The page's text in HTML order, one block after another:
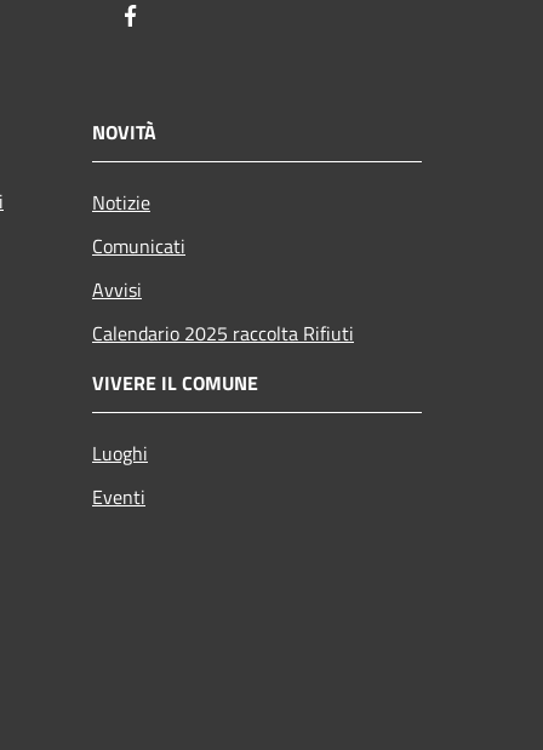
NOVITÀ
Notizie
Comunicati
Avvisi
Calendario 2025 raccolta Rifiuti
VIVERE IL COMUNE
Luoghi
Eventi